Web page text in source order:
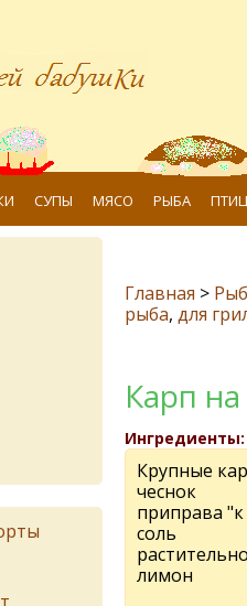
СУПЫ МЯСО РЫБА
Главная >
рыба, для
Карп
Ингредиенты:
Крупные
чеснок
приправа
соль
лимон